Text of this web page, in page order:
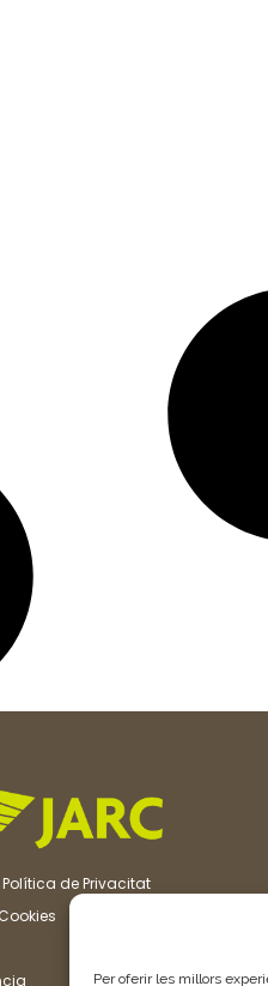
Per oferir les millors
de Privacitat